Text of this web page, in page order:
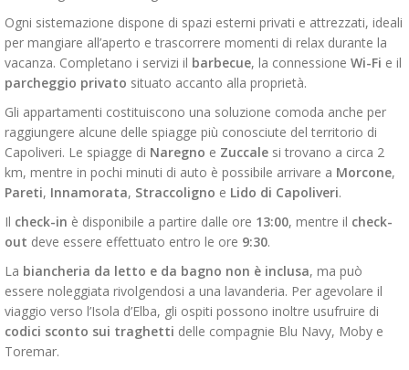
Ogni sistemazione dispone di spazi esterni privati e attrezzati, ideali
per mangiare all’aperto e trascorrere momenti di relax durante la
vacanza. Completano i servizi il barbecue, la connessione Wi-Fi e il
parcheggio privato situato accanto alla proprietà.
Gli appartamenti costituiscono una soluzione comoda anche per
raggiungere alcune delle spiagge più conosciute del territorio di
Capoliveri. Le spiagge di Naregno e Zuccale si trovano a circa 2
km, mentre in pochi minuti di auto è possibile arrivare a Morcone,
Pareti, Innamorata, Straccoligno e Lido di Capoliveri.
Il check-in è disponibile a partire dalle ore 13:00, mentre il check-
out deve essere effettuato entro le ore 9:30.
La biancheria da letto e da bagno non è inclusa, ma può
essere noleggiata rivolgendosi a una lavanderia. Per agevolare il
viaggio verso l’Isola d’Elba, gli ospiti possono inoltre usufruire di
codici sconto sui traghetti delle compagnie Blu Navy, Moby e
Toremar.